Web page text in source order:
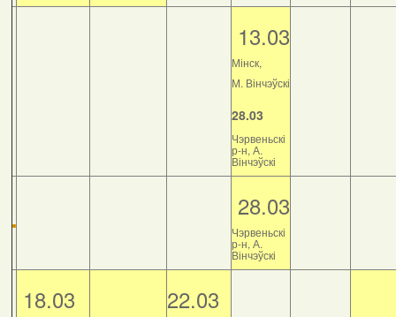
13.03
Мінск,
М. Вінчэўскі
28.03
Чэрвеньскі
р-н, А.
Вінчэўскі
28.03
Чэрвеньскі
р-н, А.
Вінчэўскі
18.03 22.03